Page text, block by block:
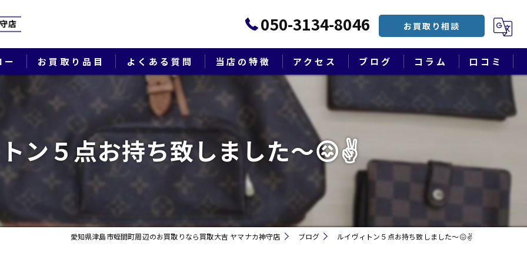
050-3134-8046 お買取り相談
ー お買取り品目 よくある質問 当店の特徴
ブランド
切手
生前整理・遺品整理・終活
アクセス
漫画特集
ブログ コラム 口コミ
ン５点お持ち致しました〜😖✌
愛知県津島市蛭間町周辺のお買取りなら買取大吉 ヤマナカ神守店 ブログ ルイヴィトン５点お持ち致しました〜😖✌